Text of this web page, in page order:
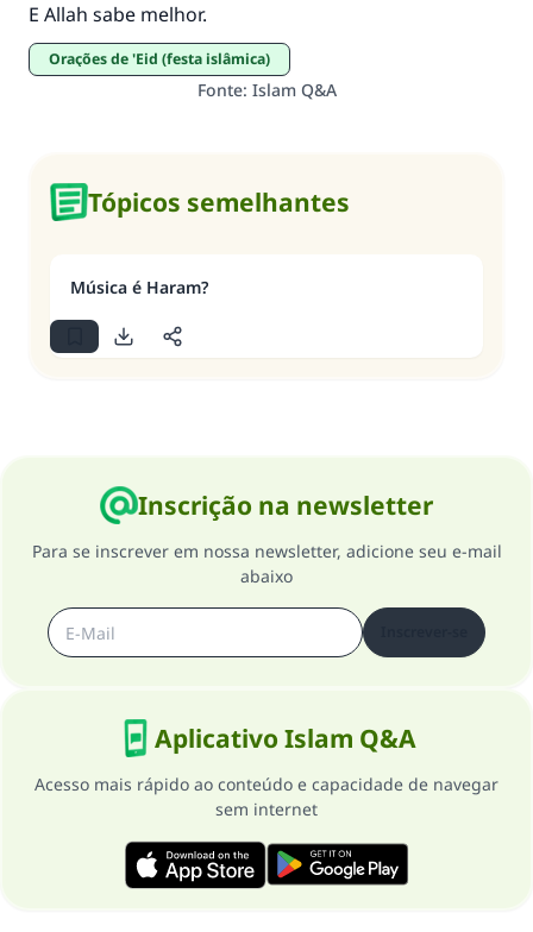
E Allah sabe melhor.
Orações de 'Eid (festa islâmica)
Fonte: Islam Q&A
Tópicos semelhantes
Música é Haram?
Inscrição na newsletter
Para se inscrever em nossa newsletter, adicione seu e-mail
abaixo
Aplicativo Islam Q&A
Acesso mais rápido ao conteúdo e capacidade de navegar
sem internet